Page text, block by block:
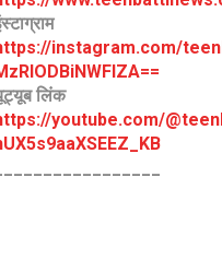
instagram.com/
लिंक
youtube.com/@